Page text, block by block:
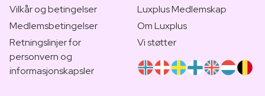
Vilkår og betingelser
Medlemsbetingelser
Retningslinjer for
personvern og
informasjonskapsler
Luxplus Medlemskap
Om Luxplus
Vi støtter